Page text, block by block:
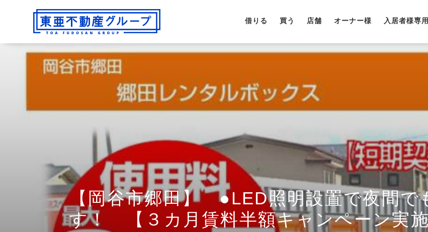
借りる 買う 店舗 オーナー様 入居者様専用
【岡谷市郷田】 ●LED照明設置で夜間で
す！ 【３カ月賃料半額キャンペーン実